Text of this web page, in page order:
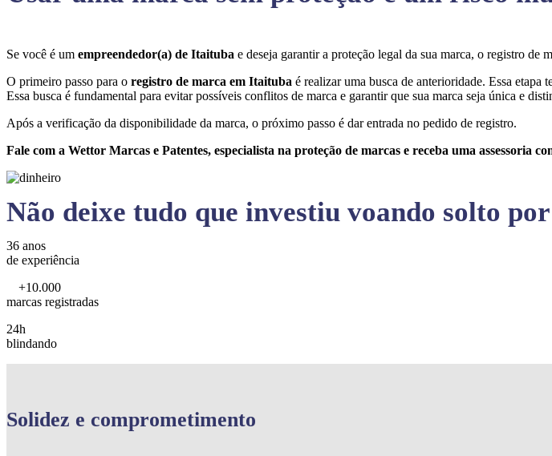
Se você é um empreendedor(a) de Itaituba e deseja garantir a proteção legal da sua marca, o registro de
O primeiro passo para o registro de marca em Itaituba é realizar uma busca de anterioridade. Essa
Essa busca é fundamental para evitar possíveis conflitos de marca e garantir que sua marca seja única e
Após a verificação da disponibilidade da marca, o próximo passo é dar entrada no pedido de registro.
Fale com a Wettor Marcas e Patentes, especialista na proteção de marcas e receba uma assessoria
Não deixe tudo que investiu voando solto
36 anos
de experiência
+10.000
marcas registradas
24h
blindando
Solidez e comprometimento